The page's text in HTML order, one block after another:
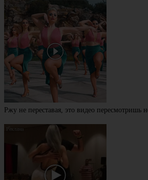
Ржу не переставая, это видео пересмотришь